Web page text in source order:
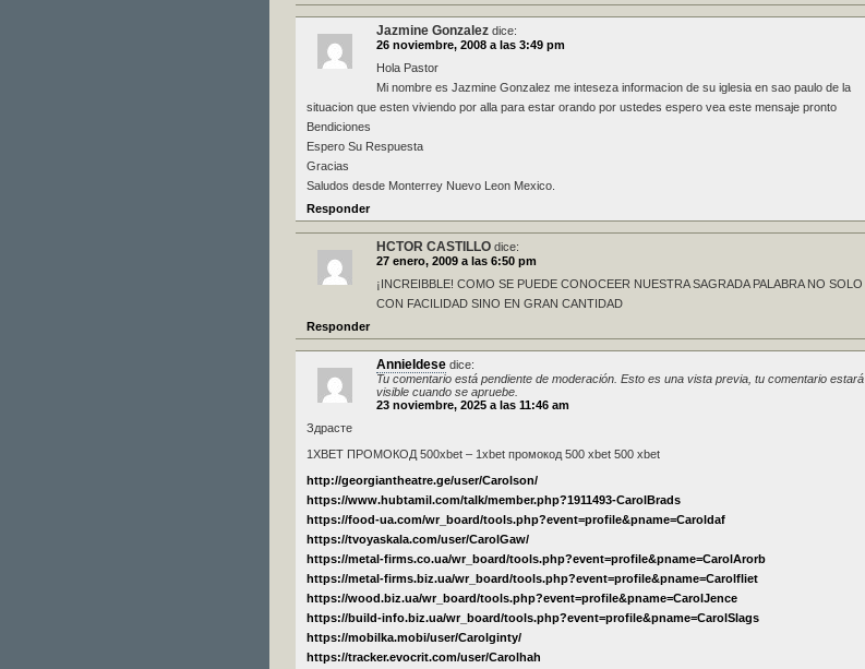
Jazmine Gonzalez dice:
26 noviembre, 2008 a las 3:49 pm
Hola Pastor
Mi nombre es Jazmine Gonzalez me inteseza informacion de su iglesia en sao paulo de la
situacion que esten viviendo por alla para estar orando por ustedes espero vea este mensaje pronto
Bendiciones
Espero Su Respuesta
Gracias
Saludos desde Monterrey Nuevo Leon Mexico.
Responder
HCTOR CASTILLO dice:
27 enero, 2009 a las 6:50 pm
¡INCREIBBLE! COMO SE PUEDE CONOCEER NUESTRA SAGRADA PALABRA NO SOLO
CON FACILIDAD SINO EN GRAN CANTIDAD
Responder
AnnieIdese dice:
Tu comentario está pendiente de moderación. Esto es una vista previa, tu comentario estará
visible cuando se apruebe.
23 noviembre, 2025 a las 11:46 am
Здрасте
1XBET ПРОМОКОД 500xbet – 1xbet промокод 500 xbet 500 xbet
http://georgiantheatre.ge/user/Carolson/
https://www.hubtamil.com/talk/member.php?1911493-CarolBrads
https://food-ua.com/wr_board/tools.php?event=profile&pname=Caroldaf
https://tvoyaskala.com/user/CarolGaw/
https://metal-firms.co.ua/wr_board/tools.php?event=profile&pname=CarolArorb
https://metal-firms.biz.ua/wr_board/tools.php?event=profile&pname=Carolfliet
https://wood.biz.ua/wr_board/tools.php?event=profile&pname=CarolJence
https://build-info.biz.ua/wr_board/tools.php?event=profile&pname=CarolSlags
https://mobilka.mobi/user/Carolginty/
https://tracker.evocrit.com/user/Carolhah